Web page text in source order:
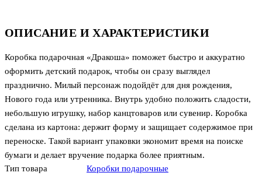
ОПИСАНИЕ И ХАРАКТЕРИСТИКИ
Коробка подарочная «Дракоша» поможет быстро и аккуратно
оформить детский подарок, чтобы он сразу выглядел
празднично. Милый персонаж подойдёт для дня рождения,
Нового года или утренника. Внутрь удобно положить сладости,
небольшую игрушку, набор канцтоваров или сувенир. Коробка
сделана из картона: держит форму и защищает содержимое при
переноске. Такой вариант упаковки экономит время на поиске
бумаги и делает вручение подарка более приятным.
Тип товара
Коробки подарочные